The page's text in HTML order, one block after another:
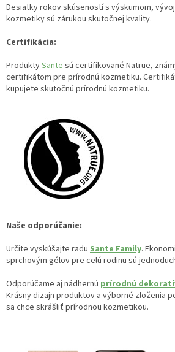
Desiatky rokov skúseností s výskumom,
kozmetiky sú zárukou skutočnej kvality.
Certifikácia:
ProduktySante sú certifikované Natrue,
certifikátom pre prírodnú kozmetiku.
kupujete skutočnú prírodnú kozmetiku.
Naše odporúčanie:
Určite vyskúšajte radu Sante Family.
sprchovým gélov pre celú rodinu sú
Odporúčame aj nádhernú prírodnú
Krásny dizajn produktov a výborné zloženia
sa chce skrášliť prírodnou kozmetikou.